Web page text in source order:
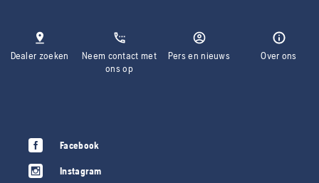
Dealer zoeken
Neem contact met
ons op
Pers en nieuws Over ons
Facebook
Instagram